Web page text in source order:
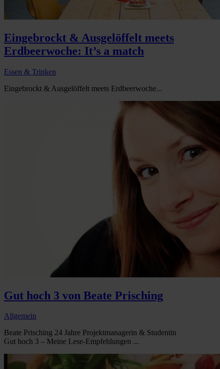
Eingebrockt & Ausgelöffelt meets
Erdbeerwoche: It’s a match
Essen & Trinken
Eingebrockt & Ausgelöffelt meets Erdbeerwoche...
Gut hoch 3 von Beate Prisching
Allgemein
Beate Prisching 24 Jahre Projektmanagerin & Studentin
Gut hoch 3 – Meine Lese-Empfehlungen ...